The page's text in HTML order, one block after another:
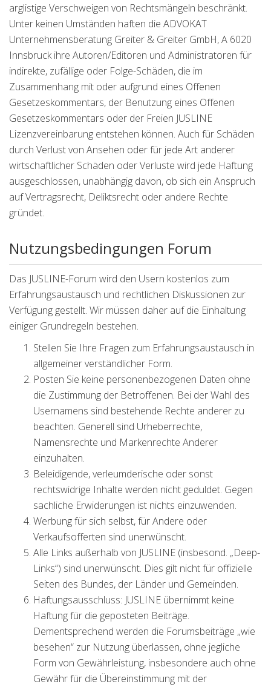
arglistige Verschweigen von Rechtsmängeln beschränkt.
Unter keinen Umständen haften die ADVOKAT
Unternehmensberatung Greiter & Greiter GmbH, A 6020
Innsbruck ihre Autoren/Editoren und Administratoren für
indirekte, zufällige oder Folge-Schäden, die im
Zusammenhang mit oder aufgrund eines Offenen
Gesetzeskommentars, der Benutzung eines Offenen
Gesetzeskommentars oder der Freien JUSLINE
Lizenzvereinbarung entstehen können. Auch für Schäden
durch Verlust von Ansehen oder für jede Art anderer
wirtschaftlicher Schäden oder Verluste wird jede Haftung
ausgeschlossen, unabhängig davon, ob sich ein Anspruch
auf Vertragsrecht, Deliktsrecht oder andere Rechte
gründet.
Nutzungsbedingungen Forum
Das JUSLINE-Forum wird den Usern kostenlos zum
Erfahrungsaustausch und rechtlichen Diskussionen zur
Verfügung gestellt. Wir müssen daher auf die Einhaltung
einiger Grundregeln bestehen.
Stellen Sie Ihre Fragen zum Erfahrungsaustausch in
allgemeiner verständlicher Form.
Posten Sie keine personenbezogenen Daten ohne
die Zustimmung der Betroffenen. Bei der Wahl des
Usernamens sind bestehende Rechte anderer zu
beachten. Generell sind Urheberrechte,
Namensrechte und Markenrechte Anderer
einzuhalten.
Beleidigende, verleumderische oder sonst
rechtswidrige Inhalte werden nicht geduldet. Gegen
sachliche Erwiderungen ist nichts einzuwenden.
Werbung für sich selbst, für Andere oder
Verkaufsofferten sind unerwünscht.
Alle Links außerhalb von JUSLINE (insbesond. „Deep-
Links“) sind unerwünscht. Dies gilt nicht für offizielle
Seiten des Bundes, der Länder und Gemeinden.
Haftungsausschluss: JUSLINE übernimmt keine
Haftung für die geposteten Beiträge.
Dementsprechend werden die Forumsbeiträge „wie
besehen“ zur Nutzung überlassen, ohne jegliche
Form von Gewährleistung, insbesondere auch ohne
Gewähr für die Übereinstimmung mit der